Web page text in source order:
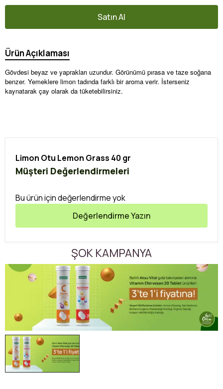
Satın Al
Ürün Açıklaması
Gövdesi beyaz ve yaprakları uzundur. Görünümü pırasa ve taze soğana
benzer. Yemeklere limon tadında farklı bir aroma verir. İsterseniz
kaynatarak çay olarak da tüketebilirsiniz.
Limon Otu Lemon Grass 40 gr
Müşteri Değerlendirmeleri
Bu ürün için değerlendirme yok
Değerlendirme Yazın
ŞOK KAMPANYA